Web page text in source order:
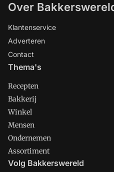
Over
Klantenservice
Adverteren
Contact
Thema's
Recepten
Bakkerij
Winkel
Mensen
Ondernemen
Assortiment
Volg Bakkerswereld